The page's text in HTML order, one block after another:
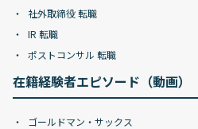
社外取締役 転職
IR 転職
ポストコンサル 転職
在籍経験者エピソード（動画）
ゴールドマン・サックス